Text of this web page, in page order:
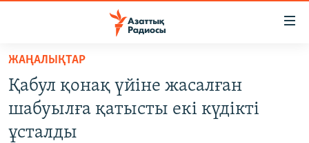
Skip
main
content
ЖАҢАЛЫҚТАР
САЯСАТ
AZATTYQTV
ЖАҢАЛЫҚТАР
Қабул қонақ үйіне жасалған
шабуылға қатысты екі күдікті
ұсталды